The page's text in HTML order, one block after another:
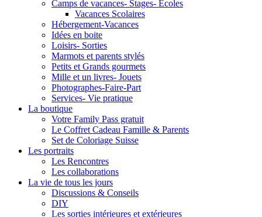
Camps de vacances- Stages- Écoles
Vacances Scolaires
Hébergement-Vacances
Idées en boite
Loisirs- Sorties
Marmots et parents stylés
Petits et Grands gourmets
Mille et un livres- Jouets
Photographes-Faire-Part
Services- Vie pratique
La boutique
Votre Family Pass gratuit
Le Coffret Cadeau Famille & Parents
Set de Coloriage Suisse
Les portraits
Les Rencontres
Les collaborations
La vie de tous les jours
Discussions & Conseils
DIY
Les sorties intérieures et extérieures